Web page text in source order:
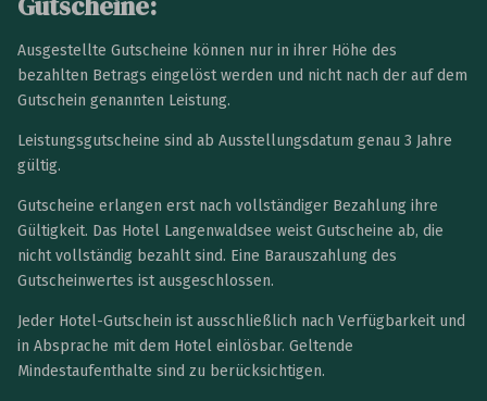
Ausgestellte Gutscheine können nur in ihrer Höhe des
bezahlten Betrags eingelöst werden und nicht nach der auf dem
Gutschein genannten Leistung.
Leistungsgutscheine sind ab Ausstellungsdatum genau 3 Jahre
gültig.
Gutscheine erlangen erst nach vollständiger Bezahlung ihre
Gültigkeit. Das Hotel Langenwaldsee weist Gutscheine ab, die
nicht vollständig bezahlt sind. Eine Barauszahlung des
Gutscheinwertes ist ausgeschlossen.
Jeder Hotel-Gutschein ist ausschließlich nach Verfügbarkeit und
in Absprache mit dem Hotel einlösbar. Geltende
Mindestaufenthalte sind zu berücksichtigen.